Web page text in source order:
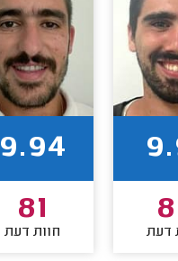
דעת
9.94
81
חוות דעת